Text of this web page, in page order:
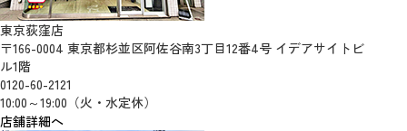
東京荻窪店
〒166-0004 東京都杉並区阿佐谷南3丁目12番4号 イデアサイトビ
ル1階
0120-60-2121
10:00～19:00（火・水定休）
店舗詳細へ